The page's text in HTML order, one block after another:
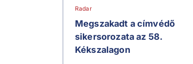
Radar
Megszakadt a címvédő
sikersorozata az 58.
Kékszalagon